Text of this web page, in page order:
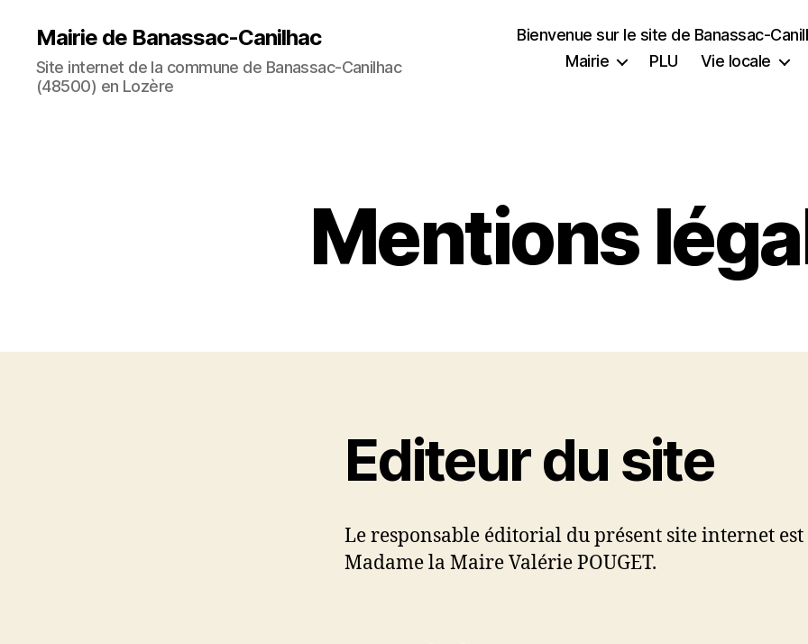
Mairie de Banassac-Canilhac
Site internet de la commune de Banassac-Canilhac
(48500) en Lozère
Bienvenue sur le site de Banassac-
Mairie
PLU Vie locale
Mentions
Editeur du site
Le responsable éditorial du présent site internet est
Madame la Maire Valérie POUGET.